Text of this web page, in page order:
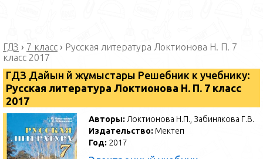
ГДЗ › 7 класс › Русская литература Локтионова Н. П. 7
класс 2017
ГДЗ Дайын үй жұмыстары Решебник к учебнику:
Русская литература Локтионова Н. П. 7 класс
2017
Авторы: Локтионова Н.П., Забинякова Г.В.
Издательство: Мектеп
Год: 2017